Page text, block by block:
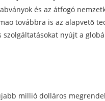
és az átfogó
továbbra is az alapvető
nyújt a
millió dolláros